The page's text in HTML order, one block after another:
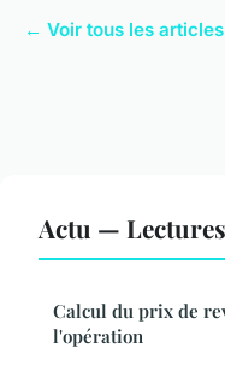
← Voir tous les
Actu —
Calcul du prix de
l'opération